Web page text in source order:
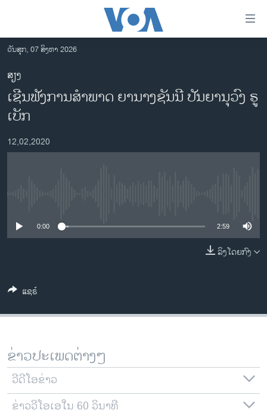
ເຂົ້າ
ຫາ
ຂ້າມ
ຂ້າມ
ຂ້າມ
ໄປ
ຫາ
ຊອກ
ລາວ
ອາເມຣິກາ
ຂ່າວ​ຈີນ
ຊີວິດຊາວລາວ
ທຸລະກິດ
ພາສາອັງກິດ
ສຽງ
ລາຍການກະຈາຍສຽງ
ລາຍງານ
ຕິດຕາມພວກເຮົາ ທີ່
ວັນສຸກ, 07 ສິງຫາ 2026
ສຽງ
ເຊີນ​ຟັງ​ການ​ສຳ​ພາດ ຍາ​ນາງ​ຊັນ​ນີ ປັນ​ຍາ​ນຸ​ວົງ ຣູ​
ເບັກ
12,02,2020
0:00 2:59
ລິງໂດຍກົງ
ແຊຣ໌
ຂ່າວປະເພດຕ່າງໆ
ວີດີໂອຂ່າວ
ຂ່າວວີໂອເອໃນ 60 ວິນາທີ